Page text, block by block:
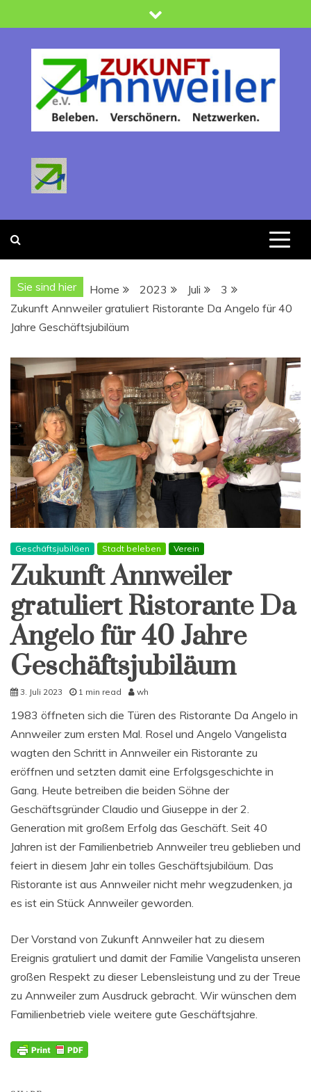
to
content
Zukunft Annweiler
Sie sind hier Home 2023 Juli
3
Zukunft Annweiler gratuliert Ristorante Da Angelo für 40
Jahre Geschäftsjubiläum
Geschäftsjubiläen Stadt beleben Verein
Zukunft Annweiler
gratuliert Ristorante Da
Angelo für 40 Jahre
Geschäftsjubiläum
3. Juli 2023 1 min read wh
1983 öffneten sich die Türen des Ristorante Da Angelo in
Annweiler zum ersten Mal. Rosel und Angelo Vangelista
wagten den Schritt in Annweiler ein Ristorante zu
eröffnen und setzten damit eine Erfolgsgeschichte in
Gang. Heute betreiben die beiden Söhne der
Geschäftsgründer Claudio und Giuseppe in der 2.
Generation mit großem Erfolg das Geschäft. Seit 40
Jahren ist der Familienbetrieb Annweiler treu geblieben und
feiert in diesem Jahr ein tolles Geschäftsjubiläum. Das
Ristorante ist aus Annweiler nicht mehr wegzudenken, ja
es ist ein Stück Annweiler geworden.
Der Vorstand von Zukunft Annweiler hat zu diesem
Ereignis gratuliert und damit der Familie Vangelista unseren
großen Respekt zu dieser Lebensleistung und zu der Treue
zu Annweiler zum Ausdruck gebracht. Wir wünschen dem
Familienbetrieb viele weitere gute Geschäftsjahre.